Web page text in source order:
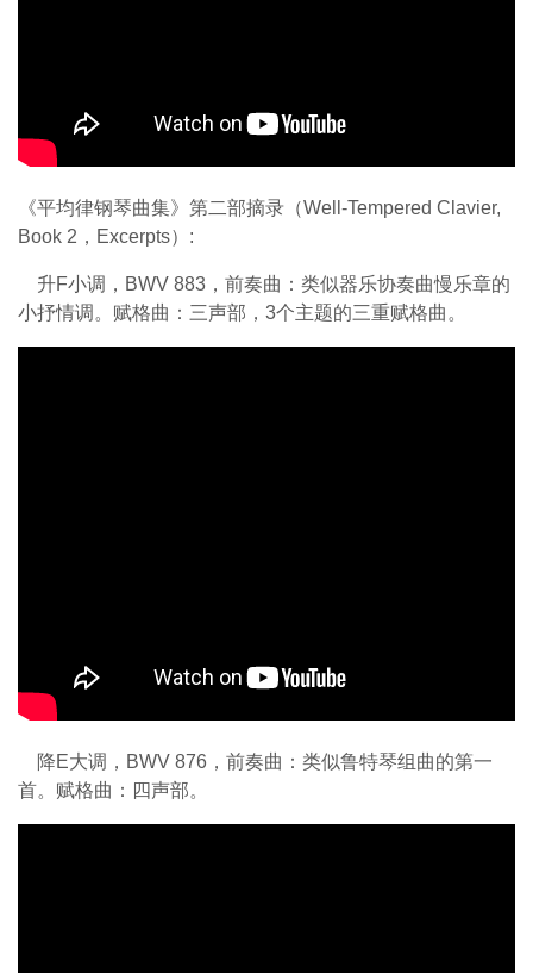
《平均律钢琴曲集》第二部摘录（Well-Tempered Clavier,
Book 2，Excerpts）:
升F小调，BWV 883，前奏曲：类似器乐协奏曲慢乐章的
小抒情调。赋格曲：三声部，3个主题的三重赋格曲。
降E大调，BWV 876，前奏曲：类似鲁特琴组曲的第一
首。赋格曲：四声部。